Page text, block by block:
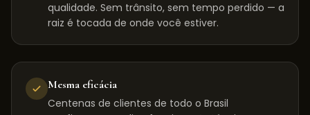
qualidade. Sem trânsito, sem tempo perdido — a
raiz é tocada de onde você estiver.
Mesma eficácia
Centenas de clientes de todo o Brasil